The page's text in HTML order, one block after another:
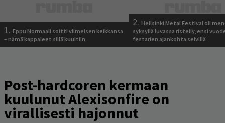
1. Eppu Normaali soitti viimeisen keikkansa
– nämä kappaleet sillä kuultiin
2. Hellsinki Metal Festival oli
syksyllä luvassa risteily, ensi
festarien ajankohta selvillä
Post-hardcoren kermaan
kuulunut Alexisonfire on
virallisesti hajonnut